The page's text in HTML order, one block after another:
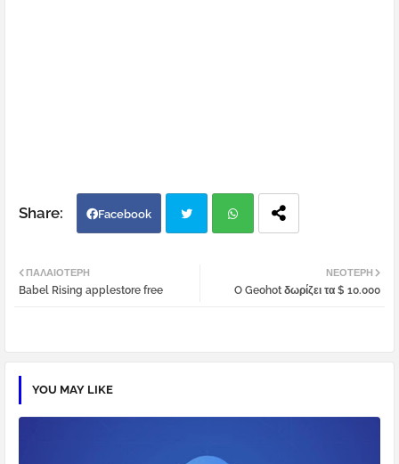
Facebook
atsa
ΝΕΌΤΕΡΗ
O Geohot δωρίζει τα $ 10.000
ΠΑΛΑΙΌΤΕΡΗ
Babel Rising applestore free
YOU MAY LIKE